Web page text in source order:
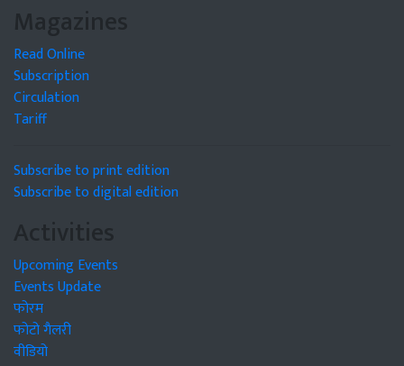
Magazines
Read Online
Subscription
Circulation
Tariff
Subscribe to print edition
Subscribe to digital edition
Activities
Upcoming Events
Events Update
फोरम
फोटो गैलरी
वीडियो